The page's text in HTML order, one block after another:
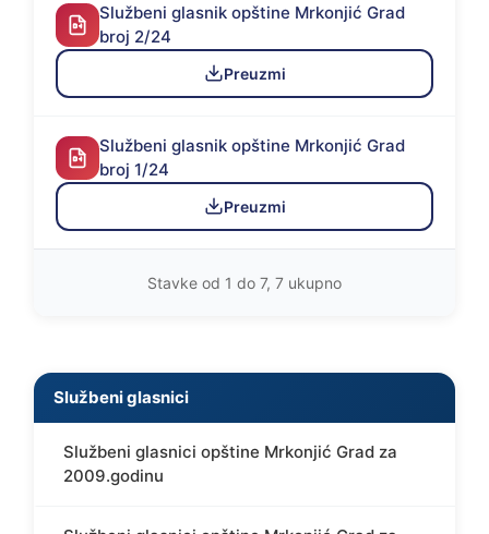
Službeni glasnik opštine Mrkonjić Grad
broj 2/24
Preuzmi
Službeni glasnik opštine Mrkonjić Grad
broj 1/24
Preuzmi
Stavke od 1 do 7, 7 ukupno
Službeni glasnici
Službeni glasnici opštine Mrkonjić Grad za
2009.godinu